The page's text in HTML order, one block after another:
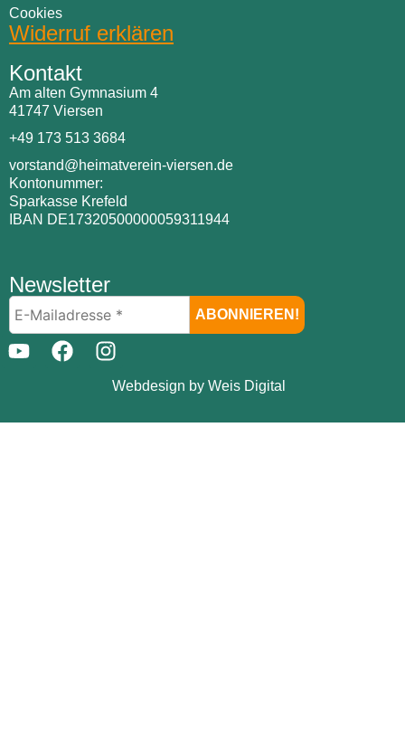
Cookies
Widerruf erklären
Kontakt
Am alten Gymnasium 4
41747 Viersen
+49 173 513 3684
vorstand@heimatverein-viersen.de
Kontonummer:
Sparkasse Krefeld
IBAN DE17320500000059311944
Newsletter
Webdesign by Weis Digital